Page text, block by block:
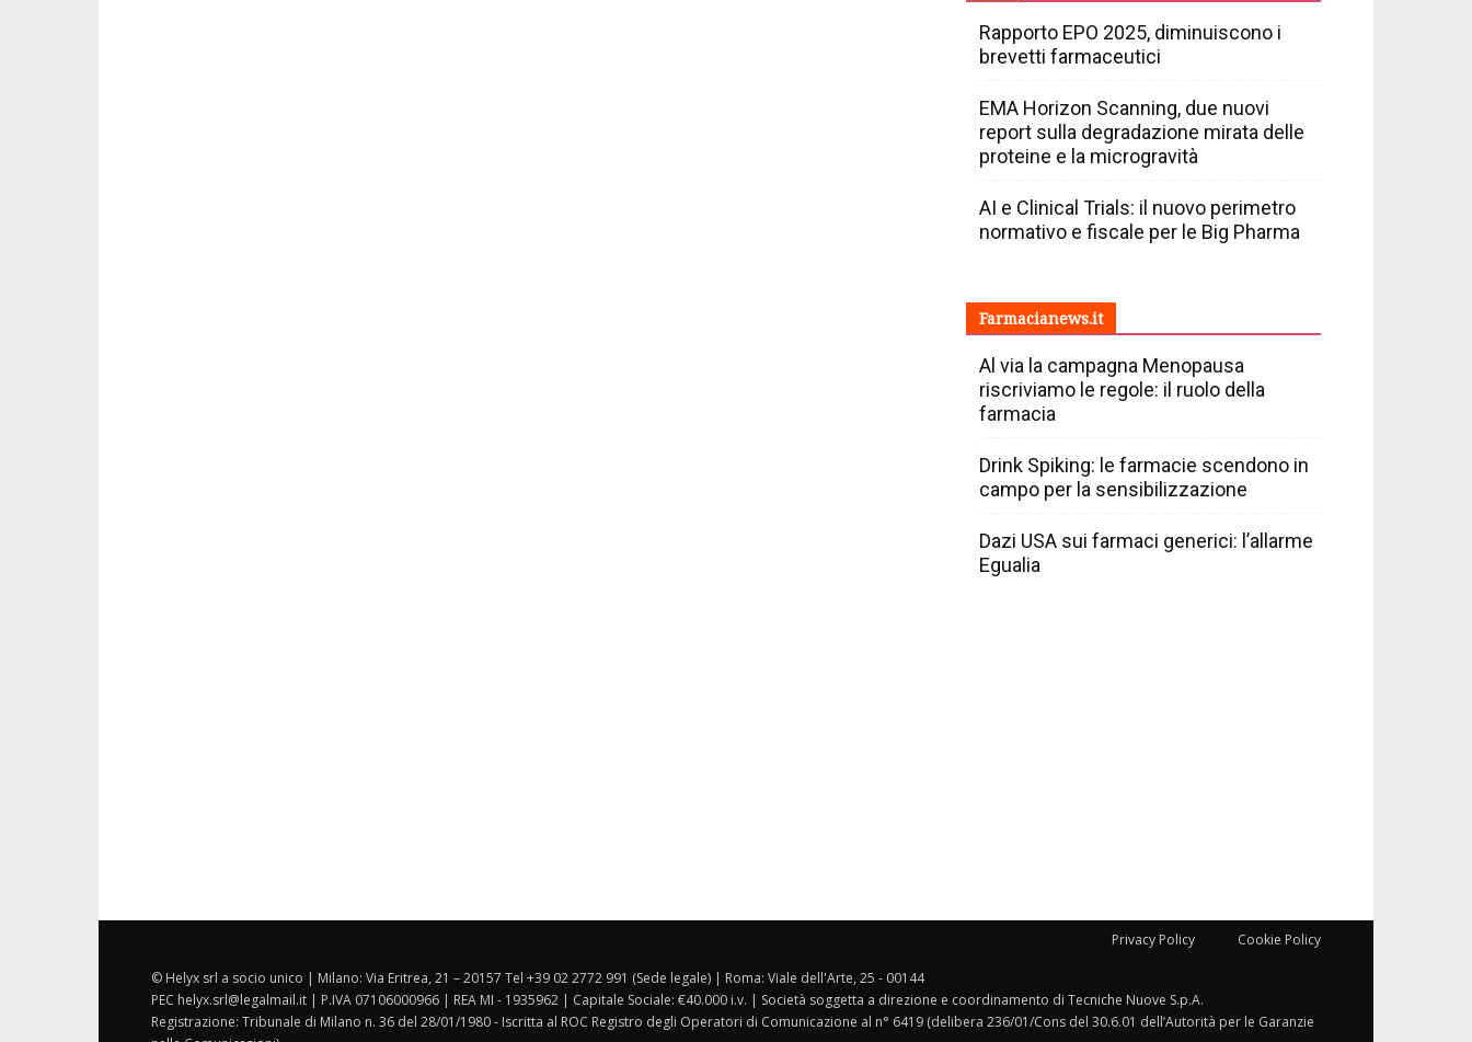
Rapporto EPO 2025, diminuiscono i
brevetti farmaceutici
EMA Horizon Scanning, due nuovi
report sulla degradazione mirata delle
proteine e la microgravità
AI e Clinical Trials: il nuovo perimetro
normativo e fiscale per le Big Pharma
Farmacianews.it
Al via la campagna Menopausa
riscriviamo le regole: il ruolo della
farmacia
Drink Spiking: le farmacie scendono in
campo per la sensibilizzazione
Dazi USA sui farmaci generici: l’allarme
Egualia
Privacy Policy Cookie Policy
© Helyx srl a socio unico | Milano: Via Eritrea, 21 – 20157 Tel +39 02 2772 991 (Sede legale) | Roma: Viale dell'Arte, 25 - 00144
PEC helyx.srl@legalmail.it | P.IVA 07106000966 | REA MI - 1935962 | Capitale Sociale: €40.000 i.v. | Società soggetta a direzione e coordinamento di Tecniche Nuove S.p.A.
Registrazione: Tribunale di Milano n. 36 del 28/01/1980 - Iscritta al ROC Registro degli Operatori di Comunicazione al n° 6419 (delibera 236/01/Cons del 30.6.01 dell’Autorità per le Garanzie